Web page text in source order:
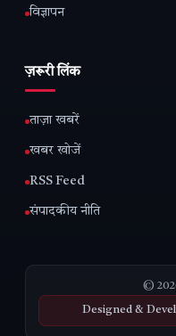
विज्ञापन
ज़रूरी लिंक
ताज़ा खबरें
खबर खोजें
RSS Feed
संपादकीय नीति
©
Designed &